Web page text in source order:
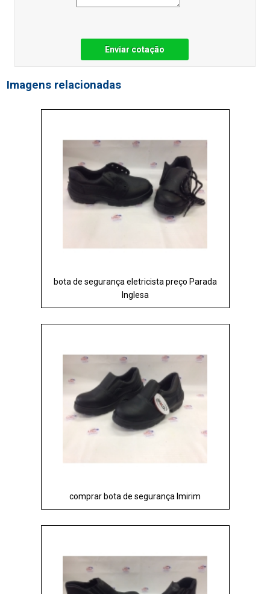
Enviar cotação
Imagens relacionadas
bota de segurança eletricista preço Parada
Inglesa
comprar bota de segurança Imirim